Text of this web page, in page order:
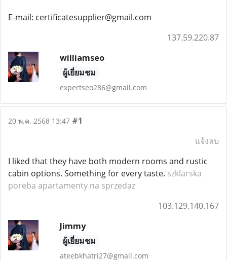
E-mail: certificatesupplier@gmail.com
137.59.220.87
williamseo
ผู้เยี่ยมชม
expertseo286@gmail.com
20 พ.ค. 2568 13:47 #1
แจ้งลบ
I liked that they have both modern rooms and rustic
cabin options. Something for every taste. szklarska
poreba apartamenty na sprzedaz
103.129.140.167
Jimmy
ผู้เยี่ยมชม
ateebkhatri27@gmail.com